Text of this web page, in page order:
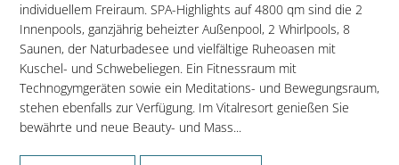
individuellem Freiraum. SPA-Highlights auf 4800 qm sind die 2
Innenpools, ganzjährig beheizter Außenpool, 2 Whirlpools, 8
Saunen, der Naturbadesee und vielfältige Ruheoasen mit
Kuschel- und Schwebeliegen. Ein Fitnessraum mit
Technogymgeräten sowie ein Meditations- und Bewegungsraum,
stehen ebenfalls zur Verfügung. Im Vitalresort genießen Sie
bewährte und neue Beauty- und Mass...